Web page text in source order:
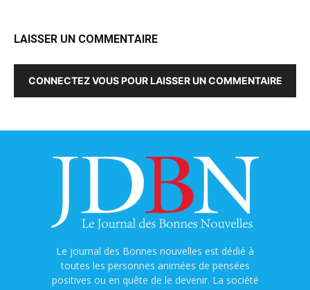
LAISSER UN COMMENTAIRE
CONNECTEZ VOUS POUR LAISSER UN COMMENTAIRE
Le journal des Bonnes nouvelles est dédié à
toutes les personnes animées de pensées
positives ou en quête de le devenir. La société